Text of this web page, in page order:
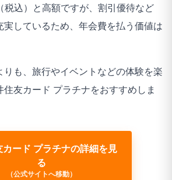
税込）と高額ですが、割引優待など
しているため、年会費を払う価値は
も、旅行やイベントなどの体験を楽
住友カード プラチナをおすすめしま
ード プラチナの詳細を見
る
（公式サイトへ移動）